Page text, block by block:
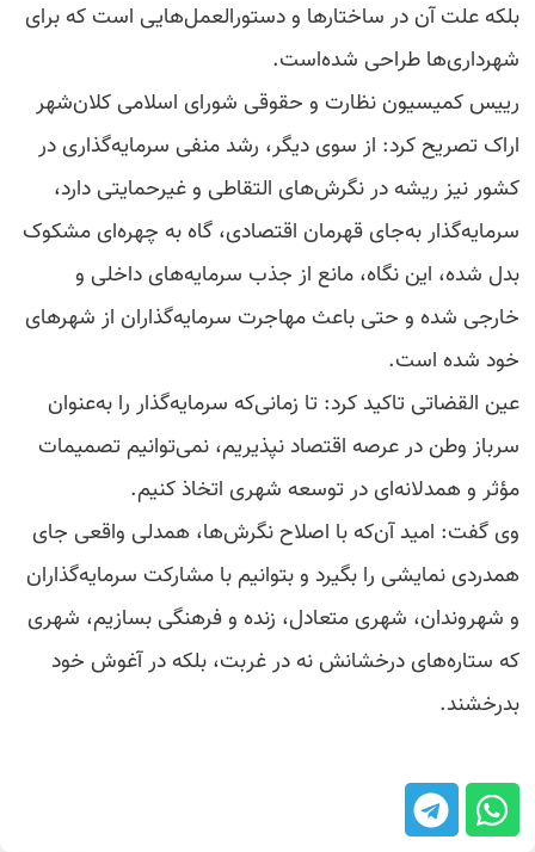
بلکه علت آن در ساختارها و دستورالعمل‌هایی‌ است که برای
شهرداری‌ها طراحی شده‌است.
رییس کمیسیون نظارت و حقوقی شورای اسلامی کلان‌شهر
اراک تصریح کرد: از سوی دیگر، رشد منفی سرمایه‌گذاری در
کشور نیز ریشه در نگرش‌های التقاطی و غیرحمایتی دارد،
سرمایه‌گذار به‌جای قهرمان اقتصادی، گاه به چهره‌ای مشکوک
بدل شده، این نگاه، مانع از جذب سرمایه‌های داخلی و
خارجی شده و حتی باعث مهاجرت سرمایه‌گذاران از شهرهای
خود شده است.
عین القضاتی تاکید کرد: تا زمانی‌که سرمایه‌گذار را به‌عنوان
سرباز وطن در عرصه اقتصاد نپذیریم، نمی‌توانیم تصمیمات
مؤثر و همدلانه‌ای در توسعه شهری اتخاذ کنیم.
وی گفت: امید آن‌که با اصلاح نگرش‌ها، همدلی واقعی جای
همدردی نمایشی را بگیرد و بتوانیم با مشارکت سرمایه‌گذاران
و شهروندان، شهری متعادل، زنده و فرهنگی بسازیم، شهری
که ستاره‌های درخشانش نه در غربت، بلکه در آغوش خود
بدرخشند.